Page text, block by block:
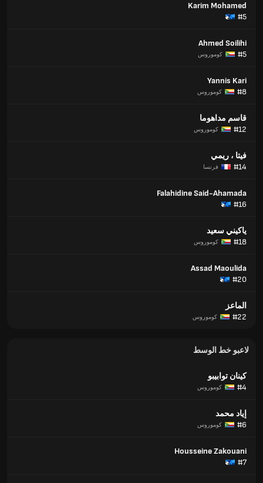
Karim Mohamed
#5
Ahmed Soilihi
#5
كوموروس
Yannis Kari
#8
كوموروس
قاسم مداهوما
#12
كوموروس
فيتا ، ريمي
#14
فرنسا
Falahidine Said-Ahamada
#16
ياكيني سعيد
#18
كوموروس
Assad Maoulida
#20
الماعز
#22
كوموروس
لاعبو خط الوسط
كينان توابيبو
#4
كوموروس
إياد محمد
#6
كوموروس
Housseine Zakouani
#7